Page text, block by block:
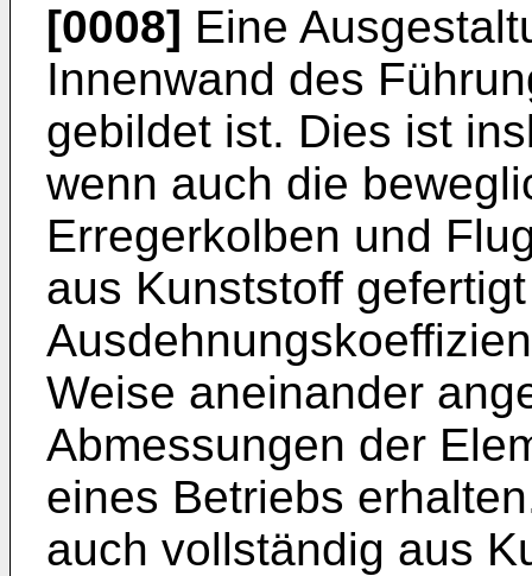
[0008] Eine
Innenwand des
gebildet ist. Dies ist
wenn auch die
Erregerkolben und
aus Kunststoff
Weise aneinander
Abmessungen der
eines Betriebs
auch vollständig aus